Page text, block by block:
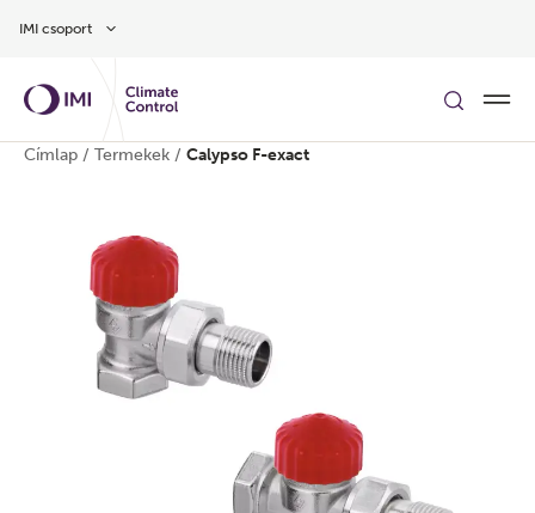
IMI csoport
Címlap / Termekek / Calypso F-exact